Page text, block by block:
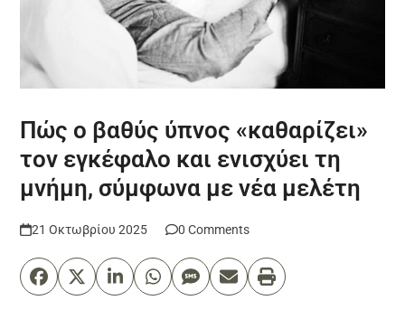
Πώς ο βαθύς ύπνος «καθαρίζει»
τον εγκέφαλο και ενισχύει τη
μνήμη, σύμφωνα με νέα μελέτη
21 Οκτωβρίου 2025 0 Comments